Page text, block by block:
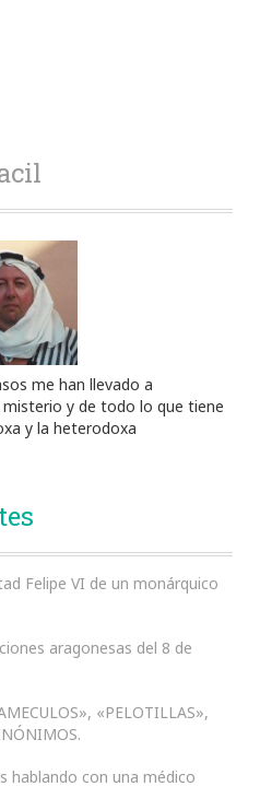
me han llevado a
y de todo lo que tiene
y la heterodoxa
Felipe VI de un monárquico
aragonesas del 8 de
«PELOTILLAS»,
hablando con una médico